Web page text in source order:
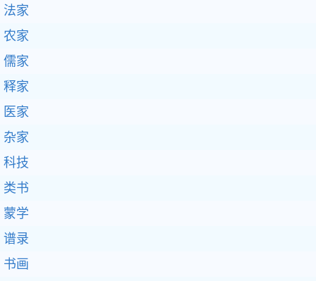
法家
农家
儒家
释家
医家
杂家
科技
类书
蒙学
谱录
书画